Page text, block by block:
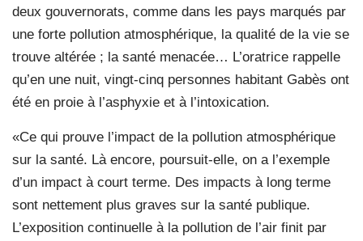
deux gouvernorats, comme dans les pays marqués par
une forte pollution atmosphérique, la qualité de la vie se
trouve altérée ; la santé menacée… L’oratrice rappelle
qu’en une nuit, vingt-cinq personnes habitant Gabès ont
été en proie à l’asphyxie et à l’intoxication.
«Ce qui prouve l’impact de la pollution atmosphérique
sur la santé. Là encore, poursuit-elle, on a l’exemple
d’un impact à court terme. Des impacts à long terme
sont nettement plus graves sur la santé publique.
L’exposition continuelle à la pollution de l’air finit par